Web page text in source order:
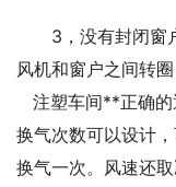
3，没有封闭窗
风机和窗户之间转
注塑车间**正确的
换气次数可以设计
换气一次。风速还